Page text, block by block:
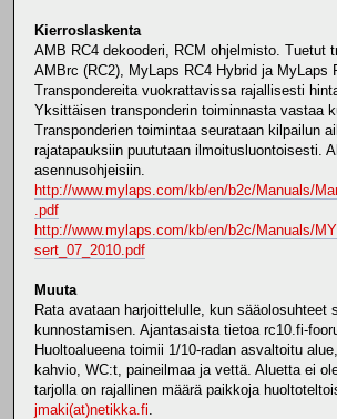
Kierroslaskenta
AMB RC4 dekooderi, RCM ohjelmisto. Tuetut
AMBrc (RC2), MyLaps RC4 Hybrid ja MyLaps
Transpondereita vuokrattavissa rajallisesti
Yksittäisen transponderin toiminnasta vastaa
Transponderien toimintaa seurataan kilpailun
rajatapauksiin puututaan ilmoitusluontoisesti.
asennusohjeisiin.
http://www.mylaps.com/kb/en/b2c/Manuals/
.pdf
http://www.mylaps.com/kb/en/b2c/Manuals/
sert_07_2010.pdf
Muuta
Rata avataan harjoittelulle, kun sääolosuhteet
kunnostamisen. Ajantasaista tietoa rc10.fi-
Huoltoalueena toimii 1/10-radan asvaltoitu
kahvio, WC:t, paineilmaa ja vettä. Aluetta ei
tarjolla on rajallinen määrä paikkoja
jmaki(at)netikka.fi